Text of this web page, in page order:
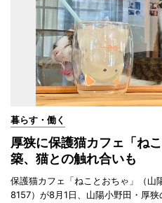
暮らす・働く
厚狭に保護猫カフェ「ね
築、猫との触れ合いも
保護猫カフェ「ねことおちゃ」（
8157）が8月1日、山陽小野田・厚狭